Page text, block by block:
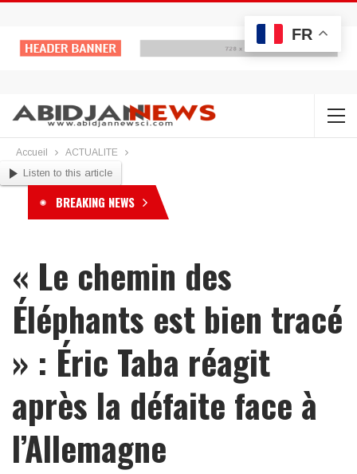
Accueil ACTUALITE
Listen to this article
BREAKING NEWS
« Le chemin des
Éléphants est bien tracé
» : Éric Taba réagit
après la défaite face à
l’Allemagne
FR